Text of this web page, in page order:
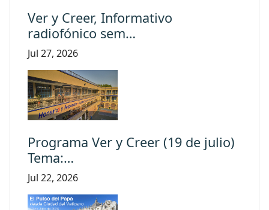
Ver y Creer, Informativo
radiofónico sem…
Jul 27, 2026
Programa Ver y Creer (19 de julio)
Tema:…
Jul 22, 2026